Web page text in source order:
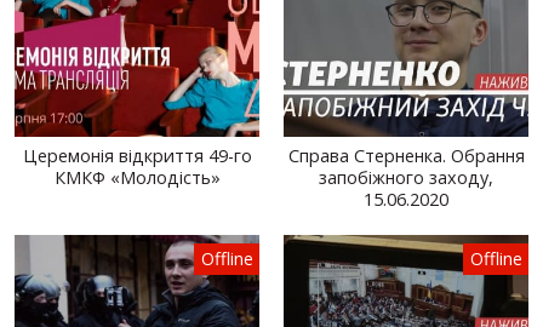
Церемонія відкриття 49-го
КМКФ «Молодість»
Справа Стерненка. Обрання
запобіжного заходу,
15.06.2020
Offline Offline